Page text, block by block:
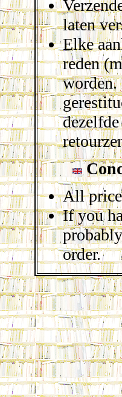
laten
Elke
reden
worden.
All
If you
order.